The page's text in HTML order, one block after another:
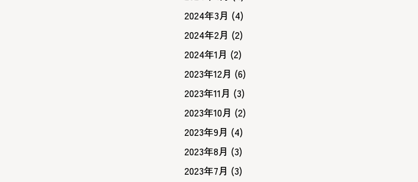
2024年3月 (4)
2024年2月 (2)
2024年1月 (2)
2023年12月 (6)
2023年11月 (3)
2023年10月 (2)
2023年9月 (4)
2023年8月 (3)
2023年7月 (3)